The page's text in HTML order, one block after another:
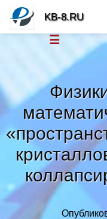
KB-8.RU
☰
Тренды новостей»
Рубрики»
Правила
Контакт »